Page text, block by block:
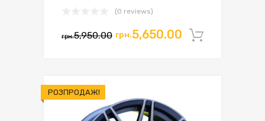
(0 reviews)
грн.5,950.00 Оригінальна
грн.5,650.00 Поточна
РОЗПРОДАЖ!